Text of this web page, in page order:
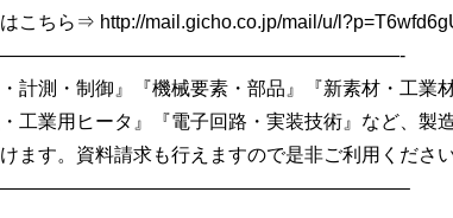
こちら⇒ http://mail.gicho.co.jp/mail/u/
・計測・制御』『機械要素・部品』『新素材・工業
・工業用ヒータ』『電子回路・実装技術』など、製
ます。資料請求も行えますので是非ご利用ください